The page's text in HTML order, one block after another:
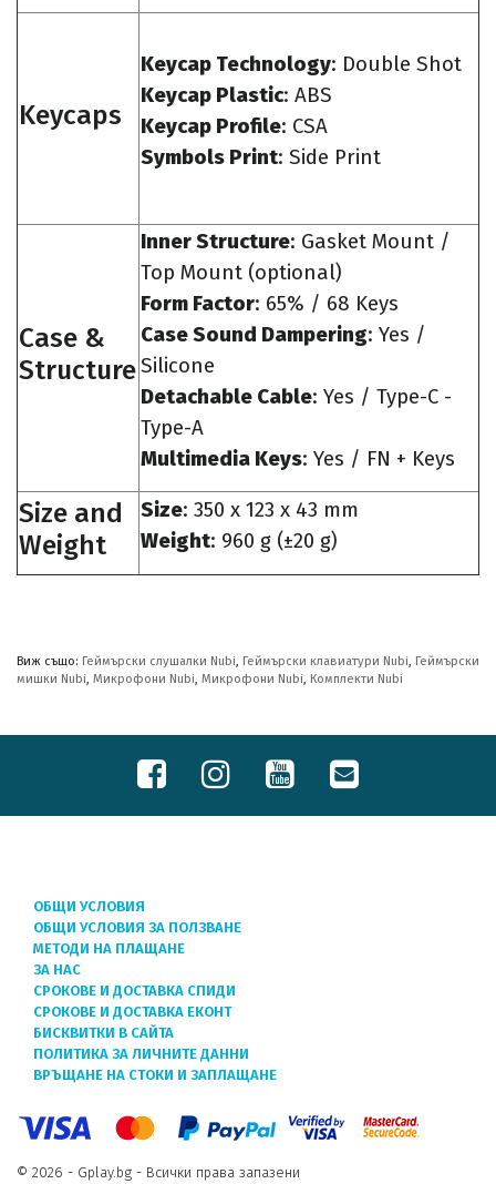
Keycaps
Keycap Technology: Double Shot
Keycap Plastic: ABS
Keycap Profile: CSA
Symbols Print: Side Print
Case &
Structure
Inner Structure: Gasket Mount /
Top Mount (optional)
Form Factor: 65% / 68 Keys
Case Sound Dampering: Yes /
Silicone
Detachable Cable: Yes / Type-C -
Type-A
Multimedia Keys: Yes / FN + Keys
Size and
Weight
Size: 350 x 123 x 43 mm
Weight: 960 g (±20 g)
Виж също: Геймърски слушалки Nubi, Геймърски клавиатури Nubi, Геймърски
мишки Nubi, Микрофони Nubi, Микрофони Nubi, Комплекти Nubi
ОБЩИ УСЛОВИЯ
ОБЩИ УСЛОВИЯ ЗА ПОЛЗВАНЕ
МЕТОДИ НА ПЛАЩАНЕ
ЗА НАС
СРОКОВЕ И ДОСТАВКА СПИДИ
СРОКОВЕ И ДОСТАВКА ЕКОНТ
БИСКВИТКИ В САЙТА
ПОЛИТИКА ЗА ЛИЧНИТЕ ДАННИ
ВРЪЩАНЕ НА СТОКИ И ЗАПЛАЩАНЕ
© 2026 - Gplay.bg - Всички права запазени